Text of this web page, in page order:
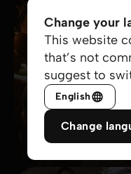
54:40
Свадебный
Change your
This website
that’s not
suggest to
English
Change